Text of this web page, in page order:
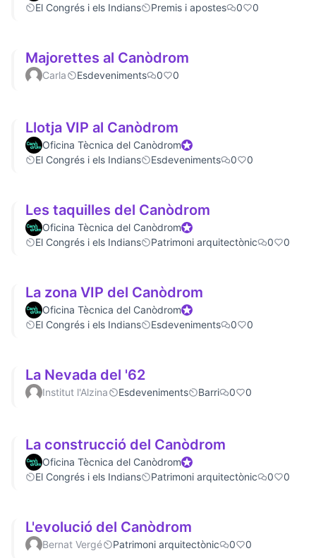
El Congrés i els Indians
Premis i apostes 0 0
Majorettes al Canòdrom
Carla Esdeveniments 0 0
Llotja VIP al Canòdrom
Oficina Tècnica del CanòdromOfficial participant
El Congrés i els Indians
Esdeveniments 0 0
Les taquilles del Canòdrom
Oficina Tècnica del CanòdromOfficial participant
El Congrés i els Indians
Patrimoni arquitectònic 0 0
La zona VIP del Canòdrom
Oficina Tècnica del CanòdromOfficial participant
El Congrés i els Indians
Esdeveniments 0 0
La Nevada del '62
Institut l'Alzina Esdeveniments Barri 0 0
La construcció del Canòdrom
Oficina Tècnica del CanòdromOfficial participant
El Congrés i els Indians
Patrimoni arquitectònic 0 0
L'evolució del Canòdrom
Bernat Vergé Patrimoni arquitectònic 0 0